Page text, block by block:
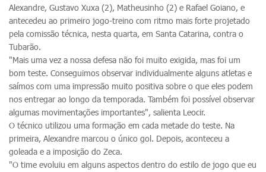
Alexandre, Gustavo Xuxa (2), Matheusinho (2) e Rafael Goiano, e
antecedeu ao primeiro jogo-treino com ritmo mais forte projetado
pela comissão técnica, nesta quarta, em Santa Catarina, contra o
Tubarão.
"Mais uma vez a nossa defesa não foi muito exigida, mas foi um
bom teste. Conseguimos observar individualmente alguns atletas e
saímos com uma impressão muito positiva sobre o que eles podem
nos entregar ao longo da temporada. Também foi possível observar
algumas movimentações importantes", salienta Leocir.
O técnico utilizou uma formação em cada metade do teste. Na
primeira, Alexandre marcou o único gol. Depois, aconteceu a
goleada e a imposição do Zeca.
"O time evoluiu em alguns aspectos dentro do estilo de jogo que eu